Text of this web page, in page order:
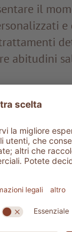
il
abitudini
dieta
per
ovvero la
e sulla
dieta?